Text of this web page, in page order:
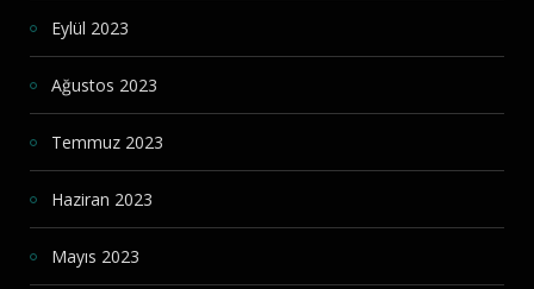
Eylül 2023
Ağustos 2023
Temmuz 2023
Haziran 2023
Mayıs 2023